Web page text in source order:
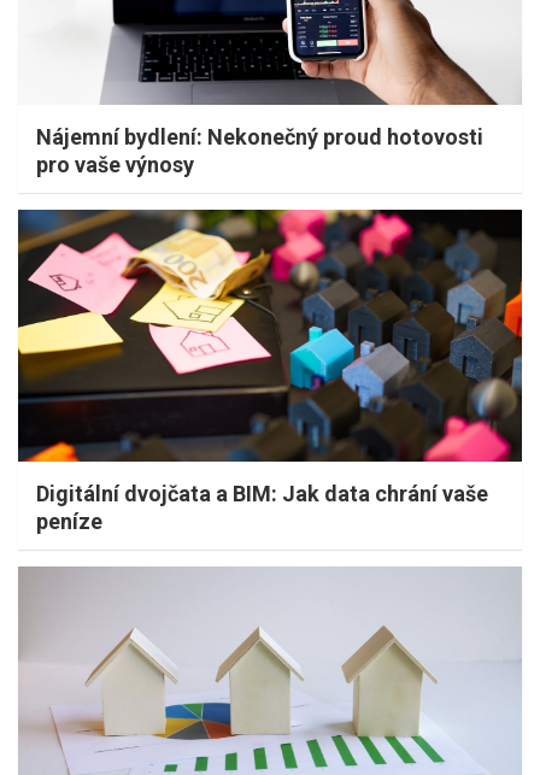
Nájemní bydlení: Nekonečný proud hotovosti
pro vaše výnosy
Digitální dvojčata a BIM: Jak data chrání vaše
peníze